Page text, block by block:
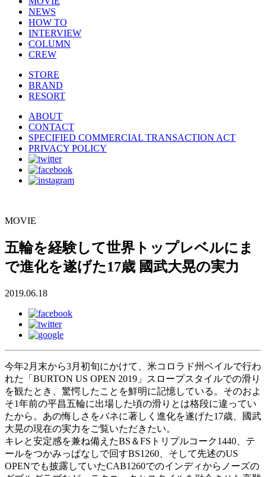
NEWS
HOW TO
INTERVIEW
COLUMN
CREW
STORE
BRAND
RESORT
ABOUT
CONTACT
SPECIFIED COMMERCIAL TRANSACTION ACT
PRIVACY POLICY
MOVIE
五輪を経験して世界トップレベルにま
で進化を遂げた17歳 國武大晃の実力
2019.06.18
今年2月末から3月初旬にかけて、米コロラド州ベイルで行わ
れた「BURTON US OPEN 2019」スロープスタイルでの滑り
を観たとき、驚愕したことを鮮明に記憶している。そのおよ
そ1年前の平昌五輪に出場した頃の滑りとは格段に違ってい
たから。あの悔しさをバネに著しく進化を遂げた17歳、國武
大晃の現在の実力をご覧いただきたい。
キレと安定感を兼ね備えたBS＆FSトリプルコーク1440、テ
ールをつかみっぱなしで回すBS1260、そして先述のUS
OPENでも披露していたCAB1260でのインディからノーズの